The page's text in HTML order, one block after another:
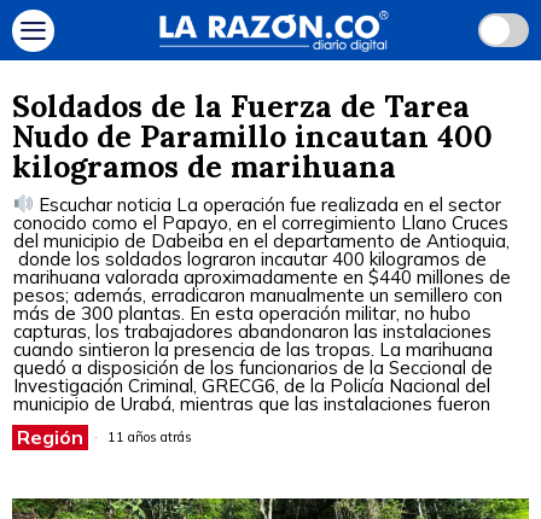
Soldados de la Fuerza de Tarea
Nudo de Paramillo incautan 400
kilogramos de marihuana
Escuchar noticia La operación fue realizada en el sector
conocido como el Papayo, en el corregimiento Llano Cruces
del municipio de Dabeiba en el departamento de Antioquia,
donde los soldados lograron incautar 400 kilogramos de
marihuana valorada aproximadamente en $440 millones de
pesos; además, erradicaron manualmente un semillero con
más de 300 plantas. En esta operación militar, no hubo
capturas, los trabajadores abandonaron las instalaciones
cuando sintieron la presencia de las tropas. La marihuana
quedó a disposición de los funcionarios de la Seccional de
Investigación Criminal, GRECG6, de la Policía Nacional del
municipio de Urabá, mientras que las instalaciones fueron
Región 11 años atrás